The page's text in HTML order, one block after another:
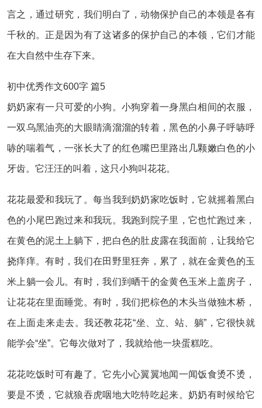
言之，通过研究，我们明白了，动物保护自己的本领是各有
千秋的。正是因为有了这诸多的保护自己的本领，它们才能
在大自然中生存下来。
初中优秀作文600字 篇5
奶奶家有一只可爱的小狗。小狗穿着一身黑白相间的衣服，
一双乌黑油亮的大眼睛滴溜溜的转着，黑色的小鼻子呼哧呼
哧的喘着气，一张长大了的红色嘴巴里路出几颗嫩白色的小
牙齿。它汪汪的叫着，这只小狗叫花花。
花花最爱和我玩了。每当我到奶奶家吃饭时，它就摇着黑白
色的小尾巴跑过来和我玩。我跑到院子里，它也忙跑过来，
在黄色的泥土上躺下，把白色的肚皮露在我面前，让我给它
挠痒痒。有时，我们在田野里狂奔，累了，就在金黄色的玉
米上躺一会儿。有时，我们到晒干的金黄色玉米上盖房子，
让花花在里面睡觉。有时，我们把棕色的木头当做独木桥，
在上面走来走去。我还教花花“坐、立、站、躺”，它很快就
能学会“坐”。它每次做对了，我就给他一块蛋糕吃。
花花吃饭时可有趣了。它先小心翼翼地闻一闻饭食烫不烫，
要是不烫，它就狼吞虎咽地大吃特吃起来。奶奶有时候给它